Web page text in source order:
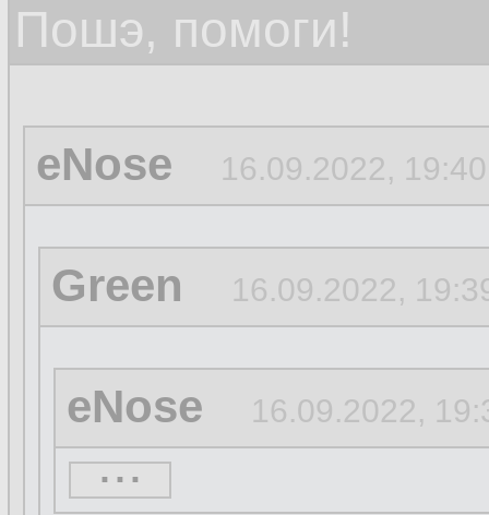
Пошэ, помоги!
eNose 16.09.2022,
Green 16.09.2022,
eNose 16.09.2022,
...